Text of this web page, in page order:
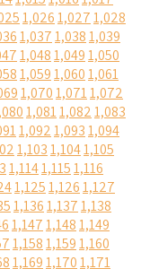
1,0261,0271,028
1,0371,0381,039
1,0481,0491,050
1,0591,0601,061
1,0701,0711,072
1,0811,0821,083
1,0921,0931,094
1,1031,1041,105
1,1141,1151,116
1,1251,1261,127
1,1361,1371,138
1,1471,1481,149
1,1581,1591,160
1,1691,1701,171